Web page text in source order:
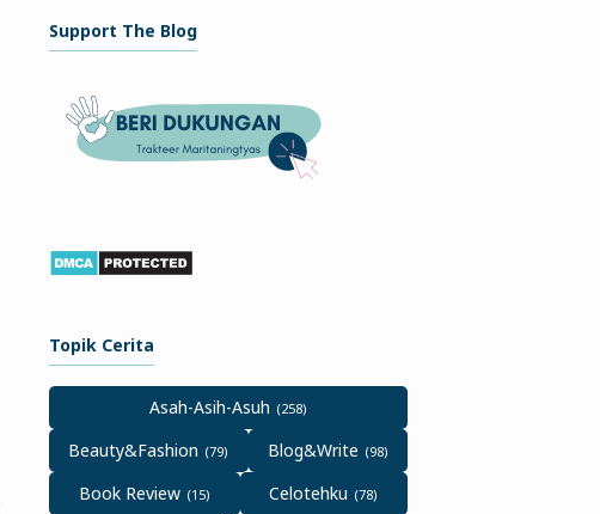
Support The Blog
Topik Cerita
Asah-Asih-Asuh
Beauty&Fashion
Blog&Write
Book Review
Celotehku